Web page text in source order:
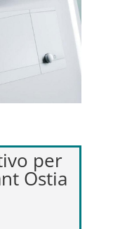
per
Ostia